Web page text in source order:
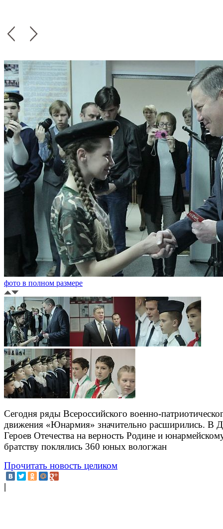
фото в полном размере
Сегодня ряды Всероссийского военно-
движения «Юнармия» значительно расширились. В
Героев Отечества на верность Родине и
братству поклялись 360 юных вологжан
Прочитать новость целиком
|